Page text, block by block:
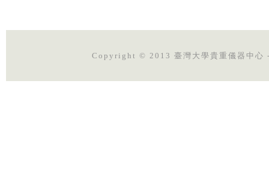
Copyright © 2013 臺灣大學貴重儀器中